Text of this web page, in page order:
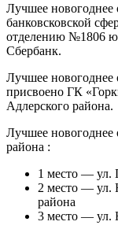
Лучшее новогоднее
банковсковской
отделению №1806
Сбербанк.
Лучшее новогоднее
присвоено ГК
Адлерского района.
Лучшее новогоднее
района :
1 место — ул.
2 место — ул.
района
3 место — ул.